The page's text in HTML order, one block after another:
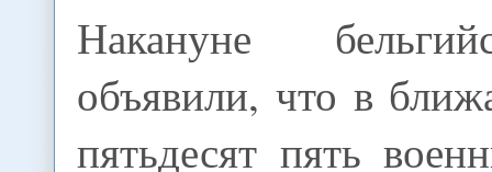
Накануне
объявили, что в
пятьдесят пять